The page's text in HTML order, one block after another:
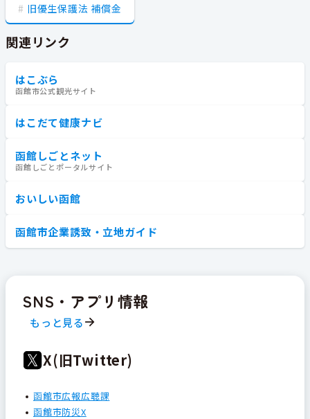
旧優生保護法 補償金
関連リンク
はこぶら
函館市公式観光サイト
はこだて健康ナビ
函館しごとネット
函館しごとポータルサイト
おいしい函館
函館市企業誘致・立地ガイド
SNS・アプリ情報
もっと見る
X(旧Twitter)
函館市広報広聴課
函館市防災X